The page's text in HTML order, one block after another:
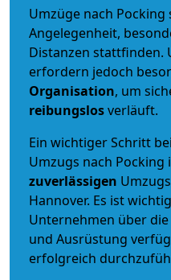
Umzüge nach
Angelegenheit,
Distanzen stattfinden.
erfordern jedoch
Organisation, um
reibungslosverläuft.
Ein wichtiger Schritt
Umzugs nach Pocking
zuverlässigen
Hannover. Es ist
Unternehmen über
und Ausrüstung
erfolgreich